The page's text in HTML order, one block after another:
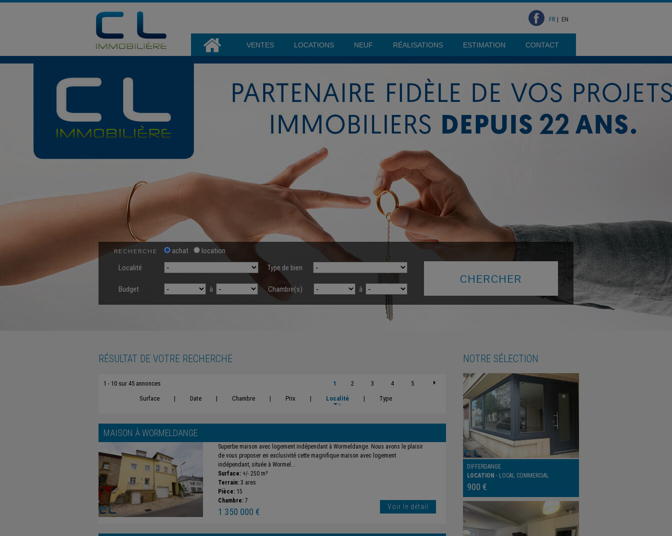
FR | EN
VENTES LOCATIONS NEUF RÉALISATIONS ESTIMATION CONTACT
RECHERCHE achat
location
Localité
Type de bien
Budget à Chambre(s) à
RÉSULTAT DE VOTRE RECHERCHE
1 - 10 sur 45 annonces 1 2 3 4
5
Surface
| Date | Chambre | Prix | Localité | Type
MAISON ÀWORMELDANGE
Superbe maison avec logement indépendant à Wormeldange. Nous avons le plaisir
de vous proposer en exclusivité cette magnifique maison avec logement
indépendant, située à Wormel...
Surface: +/- 250 m²
Terrain: 3 ares
Pièce: 15
Chambre: 7
1 350 000 € Voir le détail
NOTRE SÉLECTION
DIFFERDANGE
LOCATION - LOCAL COMMERCIAL
900 €